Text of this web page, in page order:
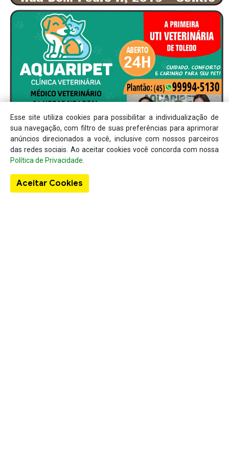
Esse site utiliza cookies para possibilitar a individualização de
sua navegação, com filtro de suas preferências para aprimorar
anúncios direcionados a você, inclusive com nossos parceiros
das redes sociais. Ao aceitar cookies você concorda com nossa
Política de Privacidade
Aceitar Cookies